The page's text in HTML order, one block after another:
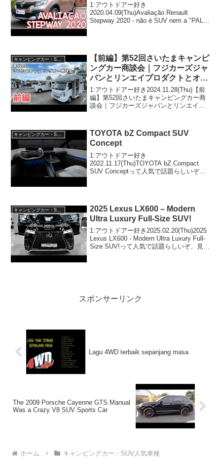
1:アウトドアー好き
2020.04.09(Thu)Avaliação Renault
Stepway 2020 - não é SUV nem a "PAL"!
【前編】第52回さいたまキャンピ
ングカー商談会｜フジカーズジャ
パンとリンエイプロダクトとオー
トショップアズマとバンテックと
RVBIGFOOTとセキソーボディ
1:アウトドアー好き2024.11.28(Thu)【前
編】第52回さいたまキャンピングカー商
談会｜フジカーズジャパンとリンエイプ
って人気で話題らしいぞ、見逃さない...
キャンピングカー・SUV人気車種
TOYOTA bZ Compact SUV
Concept
1:アウトドアー好き
2022.11.17(Thu)TOYOTA bZ Compact
SUV Conceptって人気で話題らしいぞ、
2025 Lexus LX600 – Modern
Ultra Luxury Full-Size SUV!
1:アウトドアー好き2025.02.20(Thu)2025
Lexus LX600 - Modern Ultra Luxury Full-
Size SUV!って人気で話題らしいぞ、見逃
スポンサーリンク
Lagu 4WD terbaik sepanjang masa
The 2009 Porsche Cayenne GTS Manual
Was a Crazy V8 SUV Sports Car
ホーム キャンピングカー・SUV人気車種